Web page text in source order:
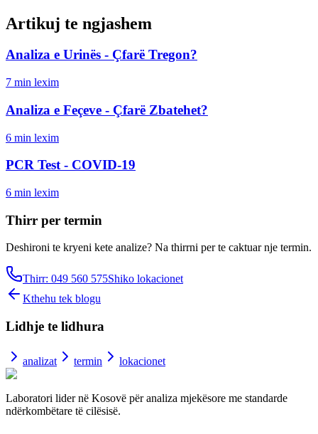
Artikuj te ngjashem
Analiza e Urinës - Çfarë Tregon?
7 min lexim
Analiza e Feçeve - Çfarë Zbatehet?
6 min lexim
PCR Test - COVID-19
6 min lexim
Thirr per termin
Deshironi te kryeni kete analize? Na thirrni per te caktuar nje termin.
Thirr: 049 560 575Shiko lokacionet
Kthehu tek blogu
Lidhje te lidhura
analizat termin lokacionet
Laboratori lider në Kosovë për analiza mjekësore me standarde
ndërkombëtare të cilësisë.